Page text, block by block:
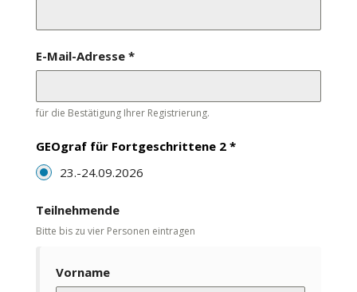
E-Mail-Adresse *
für die Bestätigung Ihrer Registrierung.
GEOgraf für Fortgeschrittene 2 *
23.-24.09.2026
Teilnehmende
Bitte bis zu vier Personen eintragen
Vorname